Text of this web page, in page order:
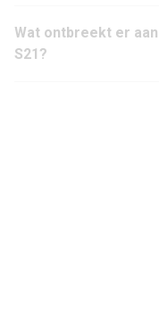
Wat ontbreekt er
S21?